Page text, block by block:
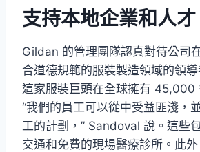
支持本地企業和人才
Gildan 的管理團隊認真對待公司
合道德規範的服裝製造領域的領導
這家服裝巨頭在全球擁有 45,000
“我們的員工可以從中受益匪淺，
工的計劃，” Sandoval 說。這些
交通和免費的現場醫療診所。此